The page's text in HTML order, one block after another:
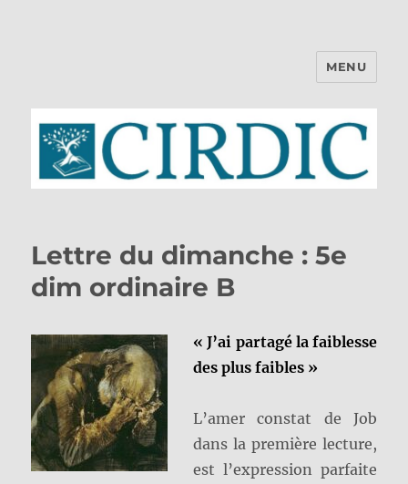
MENU
Lettre du dimanche : 5e
dim ordinaire B
« J’ai partagé la faiblesse
des plus faibles »
L’amer constat de Job
dans la première lecture,
est l’expression parfaite